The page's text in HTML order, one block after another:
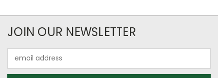
JOIN OUR NEWSLETTER
Address